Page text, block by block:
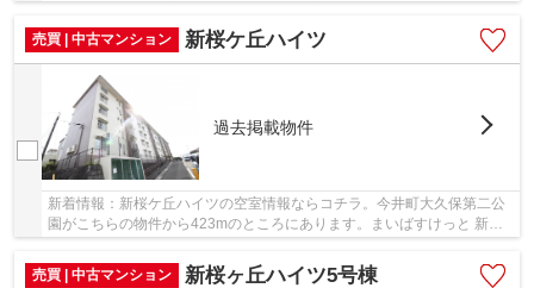
売買 | 中古マンション
新桜ケ丘ハイツ
過去掲載物件
新着情報：新桜ケ丘ハイツの空室情報ならコチラ。今井町大久保第二公
園がこちらの物件から423mのところにあります。まいばすけっと 新桜
売買 | 中古マンション
新桜ヶ丘ハイツ5号棟